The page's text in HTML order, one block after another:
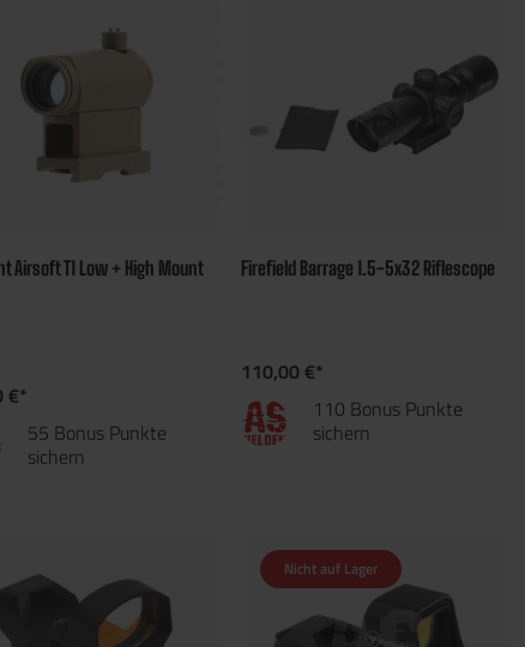
Airsoft T1 Low + High Mount
€*
55 Bonus Punkte
sichern
Firefield Barrage 1.5-5x32 Riflescope
110,00 €*
110 Bonus Punkte
sichern
Nicht auf Lager